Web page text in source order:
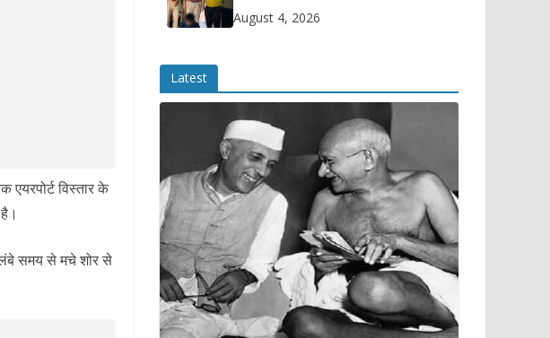
विस्तार के
समय से मचे शोर से
August 4, 2026
Latest